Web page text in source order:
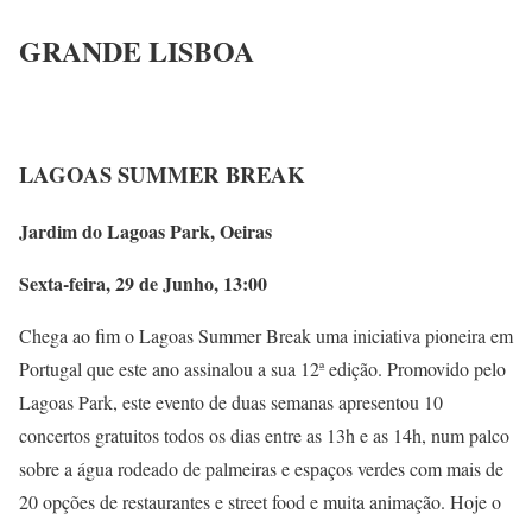
GRANDE LISBOA
LAGOAS SUMMER BREAK
Jardim do Lagoas Park, Oeiras
Sexta-feira, 29 de Junho, 13:00
Chega ao fim o Lagoas Summer Break uma iniciativa pioneira em
Portugal que este ano assinalou a sua 12ª edição. Promovido pelo
Lagoas Park, este evento de duas semanas apresentou 10
concertos gratuitos todos os dias entre as 13h e as 14h, num palco
sobre a água rodeado de palmeiras e espaços verdes com mais de
20 opções de restaurantes e street food e muita animação. Hoje o